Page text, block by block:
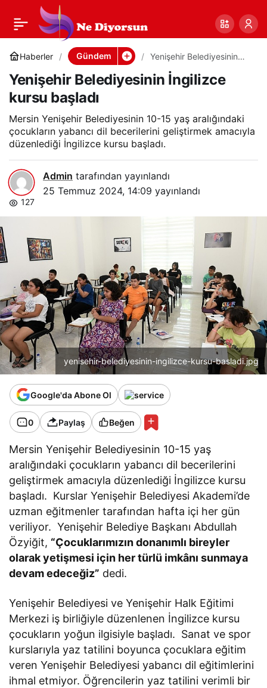
Haberler Gündem
Yenişehir Belediyesinin
Yenişehir Belediyesinin İngilizce
kursu başladı
Mersin Yenişehir Belediyesinin 10-15 yaş aralığındaki
çocukların yabancı dil becerilerini geliştirmek amacıyla
düzenlediği İngilizce kursu başladı.
Admin tarafından yayınlandı
25 Temmuz 2024, 14:09 yayınlandı
127
yenisehir-belediyesinin-ingilizce-kursu-basladi.jpg
Google'da Abone Ol
0 Paylaş Beğen
Mersin Yenişehir Belediyesinin 10-15 yaş
aralığındaki çocukların yabancı dil becerilerini
geliştirmek amacıyla düzenlediği İngilizce kursu
başladı. Kurslar Yenişehir Belediyesi Akademi’de
uzman eğitmenler tarafından hafta içi her gün
veriliyor. Yenişehir Belediye Başkanı Abdullah
Özyiğit, “Çocuklarımızın donanımlı bireyler
olarak yetişmesi için her türlü imkânı sunmaya
devam edeceğiz” dedi.
Yenişehir Belediyesi ve Yenişehir Halk Eğitimi
Merkezi iş birliğiyle düzenlenen İngilizce kursu
çocukların yoğun ilgisiyle başladı. Sanat ve spor
kurslarıyla yaz tatilini boyunca çocuklara eğitim
veren Yenişehir Belediyesi yabancı dil eğitimlerini
ihmal etmiyor. Öğrencilerin yaz tatilini verimli bir
Yenişehir
Belediyesinin
İngilizce kursu başladı
Paylaş